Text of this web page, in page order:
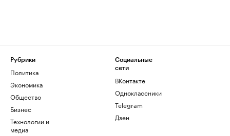
Рубрики
Политика
Экономика
Общество
Бизнес
Технологии и
медиа
Социальные
сети
ВКонтакте
Одноклассники
Telegram
Дзен